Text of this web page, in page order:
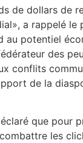
de dollars de
a rappelé le
au potentiel
des
conflits
de la
que pour
les